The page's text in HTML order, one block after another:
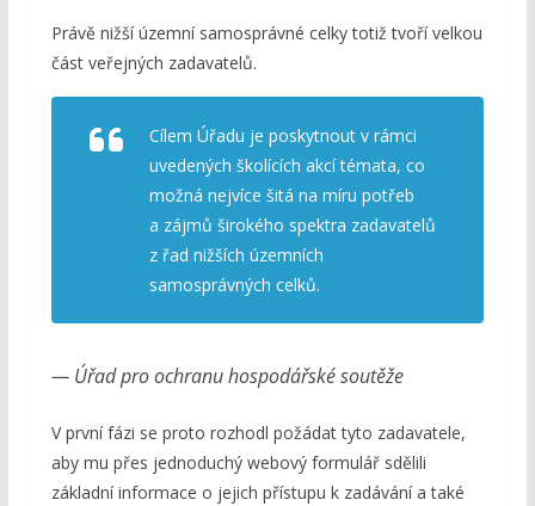
Právě nižší územní samosprávné celky totiž tvoří velkou
část veřejných zadavatelů.
Cílem Úřadu je poskytnout v rámci
uvedených školících akcí témata, co
možná nejvíce šitá na míru potřeb
a zájmů širokého spektra zadavatelů
z řad nižších územních
samosprávných celků.
— Úřad pro ochranu hospodářské soutěže
V první fázi se proto rozhodl požádat tyto zadavatele,
aby mu přes jednoduchý webový formulář sdělili
základní informace o jejich přístupu k zadávání a také